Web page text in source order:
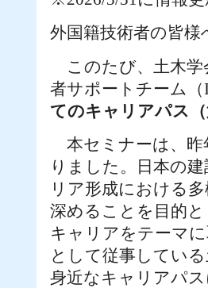
外国籍技術者の皆様
このたび、土木学
者サポートチーム
てのキャリアパス
本セミナーは、昨
りました。日本の
リア形成における
深めることを目的
キャリアをテーマ
として従事してい
身近なキャリアパ